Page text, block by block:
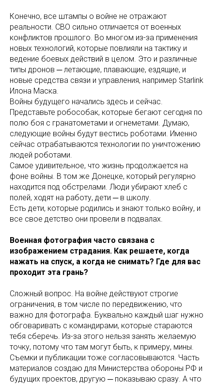
Конечно, все штампы о войне не отражают
реальности. СВО сильно отличается от военных
конфликтов прошлого. Во многом из-за применения
новых технологий, которые повлияли на тактику и
ведение боевых действий в целом. Это и различные
типы дронов ─ летающие, плавающие, ездящие, и
новые средства связи и управления, например Starlink
Илона Маска.
Войны будущего начались здесь и сейчас.
Представьте робособак, которые бегают сегодня по
полю боя с гранатометами и огнеметами. Думаю,
следующие войны будут вестись роботами. Именно
сейчас отрабатываются технологии по уничтожению
людей роботами.
Самое удивительное, что жизнь продолжается на
фоне войны. В том же Донецке, который регулярно
находится под обстрелами. Люди убирают хлеб с
полей, ходят на работу, дети ─ в школу.
Есть дети, которые родились и знают только войну, и
все свое детство они провели в подвалах.
Военная фотография часто связана с
изображением страдания. Как решаете, когда
нажать на спуск, а когда не снимать? Где для вас
проходит эта грань?
Сложный вопрос. На войне действуют строгие
ограничения, в том числе по передвижению, что
важно для фотографа. Буквально каждый шаг нужно
обговаривать с командирами, которые стараются
тебя сберечь. Из-за этого нельзя занять желаемую
точку, потому что там могут быть, к примеру, мины.
Съемки и публикации тоже согласовываются. Часть
материалов создаю для Министерства обороны РФ и
будущих проектов, другую ─ показываю сразу. А что